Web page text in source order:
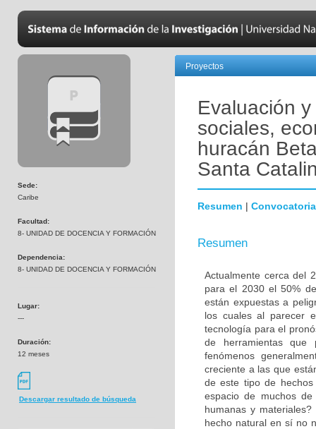
Sede:
Caribe
Facultad:
8- UNIDAD DE DOCENCIA Y FORMACIÓN
Dependencia:
8- UNIDAD DE DOCENCIA Y FORMACIÓN
Lugar:
---
Duración:
12 meses
Descargar resultado de búsqueda
Proyectos
Evaluación
sociales,
huracán
Santa
Resumen | Convocatoria
Resumen
Actualmente cerca del
para el 2030 el 50%
están expuestas a
los cuales al parecer
tecnología para el
de herramientas que
fenómenos
creciente a las que
de este tipo de
espacio de muchos
humanas y
hecho natural en sí no